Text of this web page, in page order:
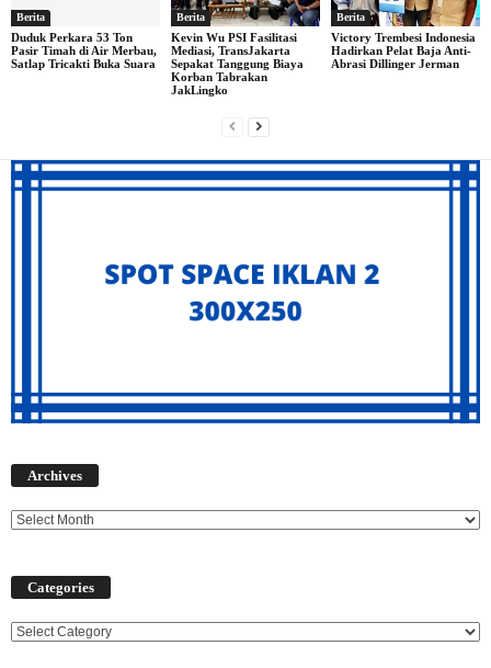
Berita
Duduk Perkara 53 Ton
Pasir Timah di Air Merbau,
Satlap Tricakti Buka Suara
Berita
Kevin Wu PSI Fasilitasi
Mediasi, TransJakarta
Sepakat Tanggung Biaya
Korban Tabrakan
JakLingko
Berita
Victory Trembesi Indonesia
Hadirkan Pelat Baja Anti-
Abrasi Dillinger Jerman
Archives
Categories
Categories